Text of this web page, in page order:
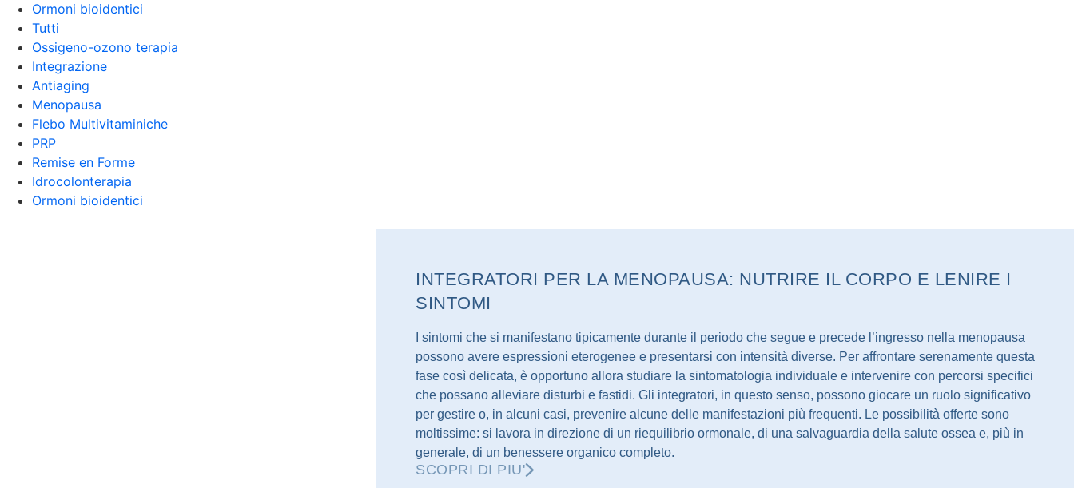
Ormoni bioidentici
Tutti
Ossigeno-ozono terapia
Integrazione
Antiaging
Menopausa
Flebo Multivitaminiche
PRP
Remise en Forme
Idrocolonterapia
Ormoni bioidentici
INTEGRATORI PER LA MENOPAUSA: NUTRIRE IL CORPO E LENIRE I
SINTOMI
I sintomi che si manifestano tipicamente durante il periodo che segue e precede l’ingresso nella menopausa
possono avere espressioni eterogenee e presentarsi con intensità diverse. Per affrontare serenamente questa
fase così delicata, è opportuno allora studiare la sintomatologia individuale e intervenire con percorsi specifici
che possano alleviare disturbi e fastidi. Gli integratori, in questo senso, possono giocare un ruolo significativo
per gestire o, in alcuni casi, prevenire alcune delle manifestazioni più frequenti. Le possibilità offerte sono
moltissime: si lavora in direzione di un riequilibrio ormonale, di una salvaguardia della salute ossea e, più in
generale, di un benessere organico completo.
SCOPRI DI PIU'